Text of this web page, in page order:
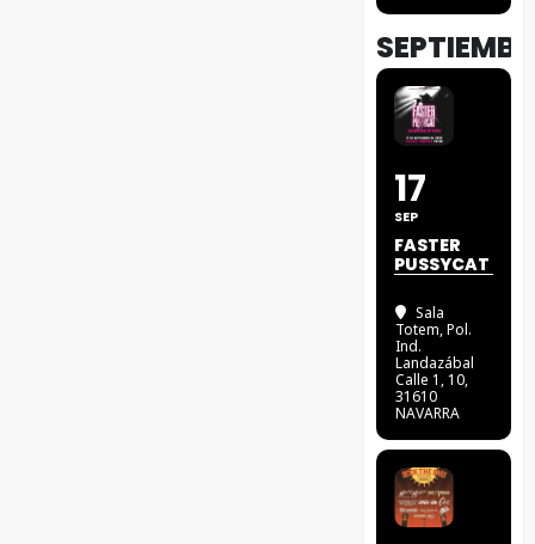
17
SEP
FASTER
PUSSYCAT
Sala
Totem, Pol.
Ind.
Landazábal
Calle 1, 10,
31610
NAVARRA